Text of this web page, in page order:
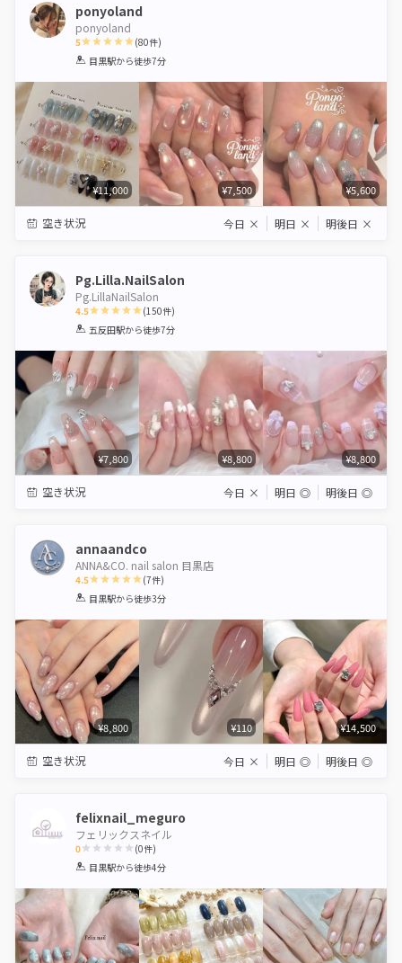
ponyoland
ponyoland
5
1 2 3 4 5
(80件)
目黒駅から徒歩7分
¥11,000 ¥7,500 ¥5,600
空き状況 今日 × 明日 × 明後日 ×
Pg.Lilla.NailSalon
Pg.LillaNailSalon
4.5
1 2 3 4 5
(150件)
五反田駅から徒歩7分
¥7,800 ¥8,800 ¥8,800
空き状況 今日 × 明日 ◎ 明後日 ◎
annaandco
ANNA&CO. nail salon 目黒店
4.5
1 2 3 4 5
(7件)
目黒駅から徒歩3分
¥8,800 ¥110 ¥14,500
空き状況 今日 × 明日 ◎ 明後日 ◎
felixnail_meguro
フェリックスネイル
0
1 2 3 4 5
(0件)
目黒駅から徒歩4分